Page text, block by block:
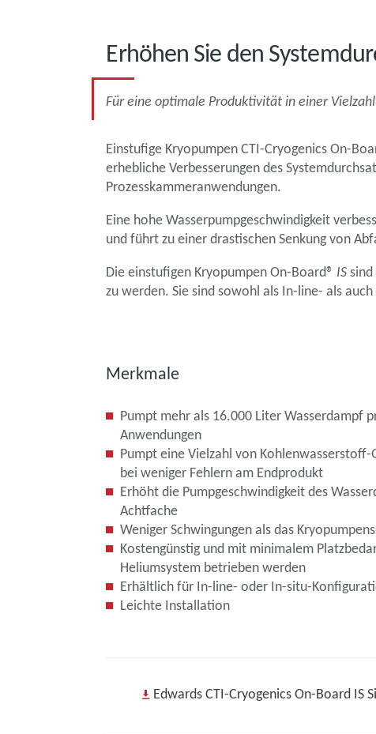
Erhöhen Sie den
Für eine optimale Produktivität in einer
Einstufige Kryopumpen CTI-Cryogenics On-
erhebliche Verbesserungen des
Prozesskammeranwendungen.
Eine hohe Wasserpumpgeschwindigkeit
und führt zu einer drastischen Senkung von
Die einstufigen Kryopumpen On-Board® IS
zu werden. Sie sind sowohl als In-line- als
Merkmale
Pumpt mehr als 16.000 Liter Wasserdampf
Anwendungen
Pumpt eine Vielzahl von
bei weniger Fehlern am Endprodukt
Erhöht die Pumpgeschwindigkeit des
Achtfache
Weniger Schwingungen als das
Kostengünstig und mit minimalem
Heliumsystem betrieben werden
Erhältlich für In-line- oder In-situ-
Leichte Installation
Edwards CTI-Cryogenics On-Board IS